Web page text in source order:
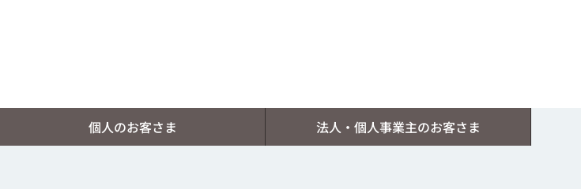
個人のお客さま 法人・個人事業主のお客さま